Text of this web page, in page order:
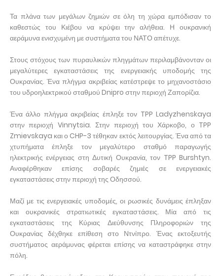
Τα πλάνα των μεγάλων ζημιών σε όλη τη χώρα εμπόδισαν το
καθεστώς του Κιέβου να κρύψει την αλήθεια. Η ουκρανική
αεράμυνα ενισχυμένη με συστήματα του ΝΑΤΟ απέτυχε.
Στους στόχους των πυραυλικών πληγμάτων περιλαμβάνονταν οι
μεγαλύτερες εγκαταστάσεις της ενεργειακής υποδομής της
Ουκρανίας. Ένα πλήγμα ακριβείας κατέστρεψε το μηχανοστάσιο
του υδροηλεκτρικού σταθμού Dnipro στην περιοχή Ζαπορίζια.
Ένα άλλο πλήγμα ακριβείας έπληξε τον TPP Ladyzhenskaya
στην περιοχή Vinnytsia. Στην περιοχή του Χάρκοβο, ο TPP
Zmievskaya και ο CHP-3 τέθηκαν εκτός λειτουργίας. Ένα από τα
χτυπήματα έπληξε τον μεγαλύτερο σταθμό παραγωγής
ηλεκτρικής ενέργειας στη Δυτική Ουκρανία, τον TPP Burshtyn.
Αναφέρθηκαν επίσης σοβαρές ζημιές σε ενεργειακές
εγκαταστάσεις στην περιοχή της Οδησσού.
Μαζί με τις ενεργειακές υποδομές, οι ρωσικές δυνάμεις έπληξαν
και ουκρανικές στρατιωτικές εγκαταστάσεις. Μία από τις
εγκαταστάσεις της Κύριας Διεύθυνσης Πληροφοριών της
Ουκρανίας δέχθηκε επίθεση στο Ντνίπρο. Ένας εκτοξευτής
συστήματος αεράμυνας φέρεται επίσης να καταστράφηκε στην
πόλη.